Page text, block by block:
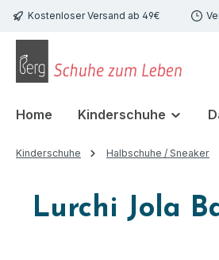
Hauptinhalt springen
Zur Suche springen
Zur Hauptnavigation springen
Kostenloser Versand ab 49€
Home Kinderschuhe
Kinderschuhe Halbschuhe / Sneaker
Lurchi Jola